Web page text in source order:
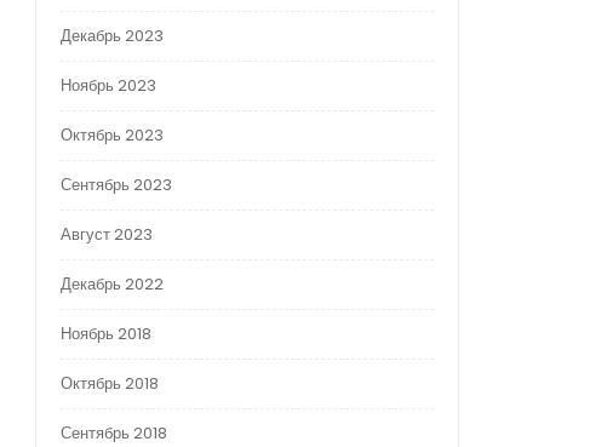
Декабрь 2023
Ноябрь 2023
Октябрь 2023
Сентябрь 2023
Август 2023
Декабрь 2022
Ноябрь 2018
Октябрь 2018
Сентябрь 2018